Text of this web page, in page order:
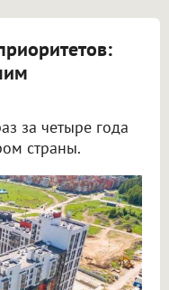
за четыре года
страны.